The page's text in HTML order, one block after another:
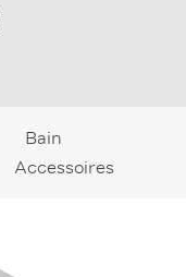
Bain
Accessoires